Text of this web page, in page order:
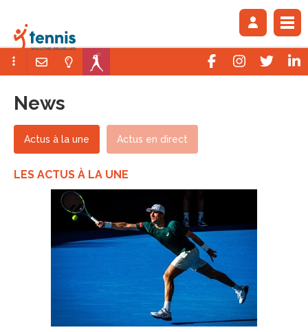
News
Actus à la une Actus en direct
LES ACTUS À LA UNE